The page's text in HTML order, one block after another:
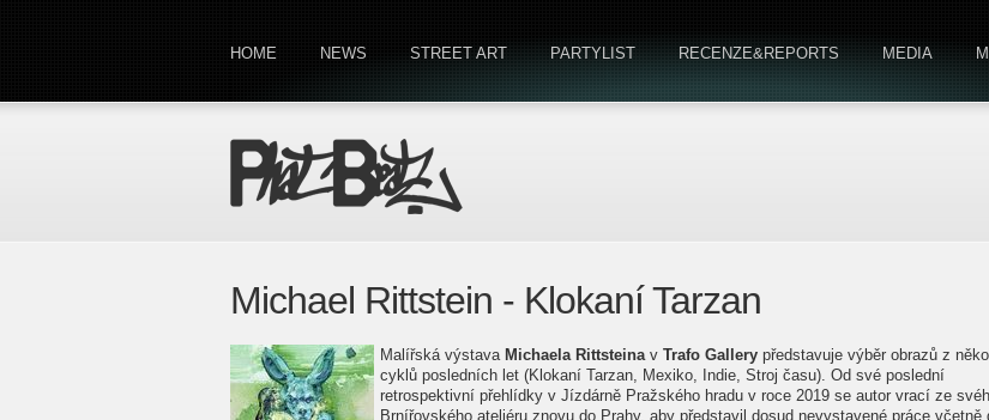
HOME NEWS STREET ART PARTYLIST RECENZE&REPORTS MEDIA
Michael Rittstein - Klokaní Tarzan
Malířská výstava Michaela Rittsteinav Trafo Gallery představuje výběr obrazů z
cyklů posledních let (Klokaní Tarzan, Mexiko, Indie, Stroj času). Od své poslední
retrospektivní přehlídky v Jízdárně Pražského hradu v roce 2019 se autor vrací ze
Brnířovského ateliéru znovu do Prahy, aby představil dosud nevystavené práce včetně